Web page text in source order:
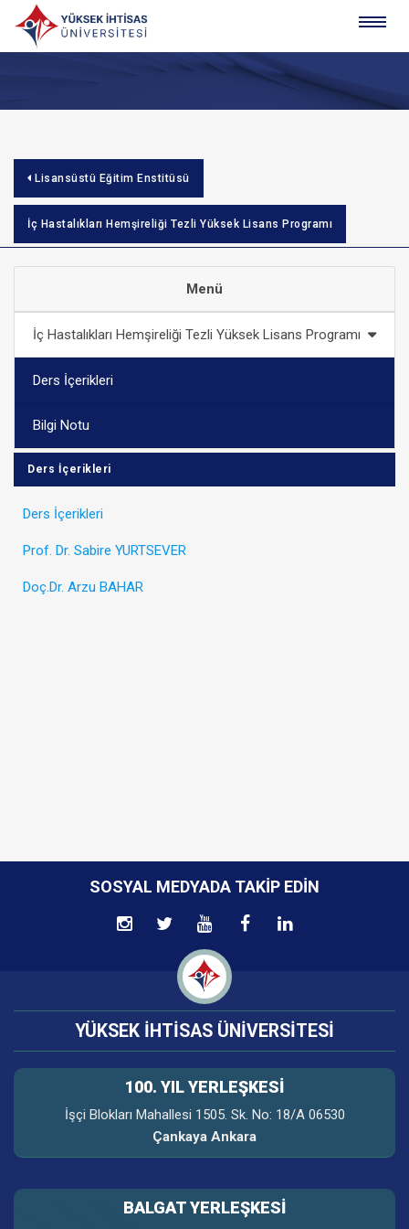
Lisansüstü Eğitim Enstitüsü
İç Hastalıkları Hemşireliği Tezli Yüksek Lisans Programı
Menü
İç Hastalıkları Hemşireliği Tezli Yüksek Lisans Programı
Ders İçerikleri
Bilgi Notu
Ders İçerikleri
Ders İçerikleri
Prof. Dr. Sabire YURTSEVER
Doç.Dr. Arzu BAHAR
SOSYAL MEDYADA TAKIP EDIN
YÜKSEK İHTİSAS ÜNİVERSİTESİ
100. YIL YERLEŞKESI
İşçi Blokları Mahallesi 1505. Sk. No: 18/A 06530
Çankaya Ankara
BALGAT YERLEŞKESİ